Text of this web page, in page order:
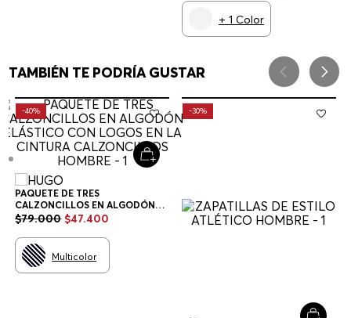
+ 1 Color
TAMBIÉN TE PODRÍA GUSTAR
-40%
PAQUETE DE TRES
CALZONCILLOS EN ALGODÓN
ELÁSTICO CON LOGOS EN LA
HOMBRE
$79.000 $47.400
Multicolor
-30%